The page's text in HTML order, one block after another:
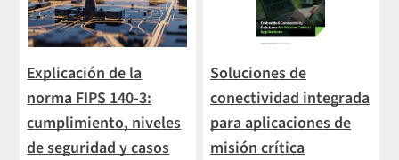
Explicación de la
norma FIPS 140-3:
cumplimiento, niveles
de seguridad y casos
Soluciones de
conectividad integrada
para aplicaciones de
misión crítica